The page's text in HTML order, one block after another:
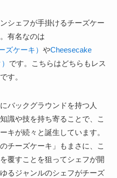
シェフが手掛けるチーズケー
有名なのは
ズケーキ） やCheesecake
です。こちらはどちらもレス
す。
バックグラウンドを持つ人
識や技を持ち寄ることで、こ
キが続々と誕生しています。
チーズケーキ」もまさに、こ
覆すことを狙ってシェフが開
るジャンルのシェフがチーズ